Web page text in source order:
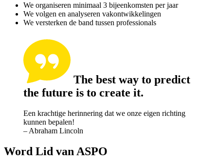
We organiseren minimaal 3 bijeenkomsten per jaar
We volgen en analyseren vakontwikkelingen
We versterken de band tussen professionals
The best way to predict
the future is to create it.
Een krachtige herinnering dat we onze eigen richting
kunnen bepalen!
– Abraham Lincoln
Word Lid van ASPO